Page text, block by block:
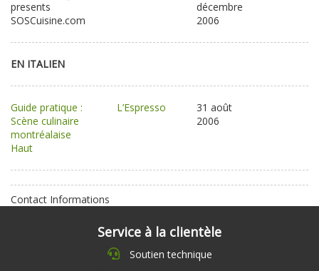
presents
SOSCuisine.com
décembre
2006
EN ITALIEN
Guide pratique :
Scène culinaire
montréalaise
L’Espresso
31 août
2006
Haut
Contact Informations
Service à la clientèle
Soutien technique